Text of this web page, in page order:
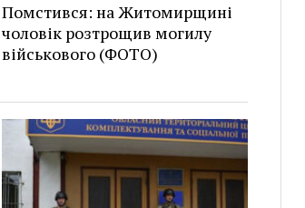
Помстився: на Житомирщині
чоловік розтрощив могилу
військового (ФОТО)